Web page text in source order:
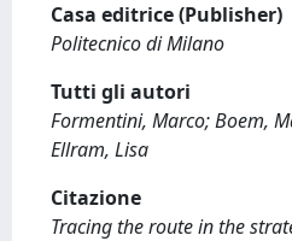
Casa editrice (Publisher)
Politecnico di Milano
Tutti gli autori
Formentini, Marco; Boem,
Ellram, Lisa
Citazione
Tracing the route in the